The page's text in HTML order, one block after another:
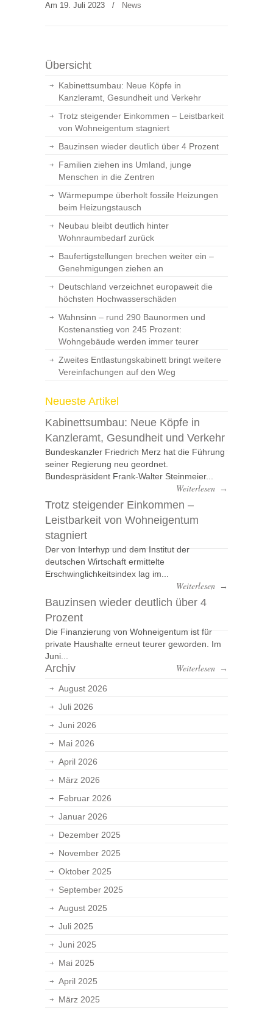
Am 19. Juli 2023 / News
Übersicht
Kabinettsumbau: Neue Köpfe in
Kanzleramt, Gesundheit und Verkehr
Trotz steigender Einkommen – Leistbarkeit
von Wohneigentum stagniert
Bauzinsen wieder deutlich über 4 Prozent
Familien ziehen ins Umland, junge
Menschen in die Zentren
Wärmepumpe überholt fossile Heizungen
beim Heizungstausch
Neubau bleibt deutlich hinter
Wohnraumbedarf zurück
Baufertigstellungen brechen weiter ein –
Genehmigungen ziehen an
Deutschland verzeichnet europaweit die
höchsten Hochwasserschäden
Wahnsinn – rund 290 Baunormen und
Kostenanstieg von 245 Prozent:
Wohngebäude werden immer teurer
Zweites Entlastungskabinett bringt weitere
Vereinfachungen auf den Weg
Neueste Artikel
Kabinettsumbau: Neue Köpfe in
Kanzleramt, Gesundheit und Verkehr
Bundeskanzler Friedrich Merz hat die Führung
seiner Regierung neu geordnet.
Bundespräsident Frank-Walter Steinmeier...
Weiterlesen →
Trotz steigender Einkommen –
Leistbarkeit von Wohneigentum
stagniert
Der von Interhyp und dem Institut der
deutschen Wirtschaft ermittelte
Erschwinglichkeitsindex lag im...
Weiterlesen →
Bauzinsen wieder deutlich über 4
Prozent
Die Finanzierung von Wohneigentum ist für
private Haushalte erneut teurer geworden. Im
Juni...
Weiterlesen →
Archiv
August 2026
Juli 2026
Juni 2026
Mai 2026
April 2026
März 2026
Februar 2026
Januar 2026
Dezember 2025
November 2025
Oktober 2025
September 2025
August 2025
Juli 2025
Juni 2025
Mai 2025
April 2025
März 2025